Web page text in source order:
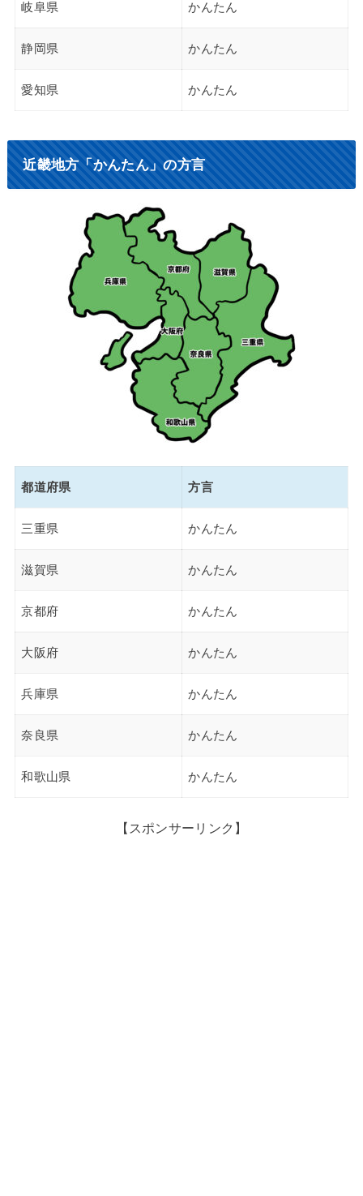
岐阜県 かんたん
静岡県 かんたん
愛知県 かんたん
近畿地方「かんたん」の方言
都道府県 方言
三重県 かんたん
滋賀県 かんたん
京都府 かんたん
大阪府 かんたん
兵庫県 かんたん
奈良県 かんたん
和歌山県 かんたん
【スポンサーリンク】